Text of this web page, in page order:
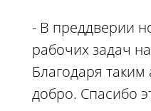
- В преддверии
рабочих задач
Благодаря
добро. Спасибо